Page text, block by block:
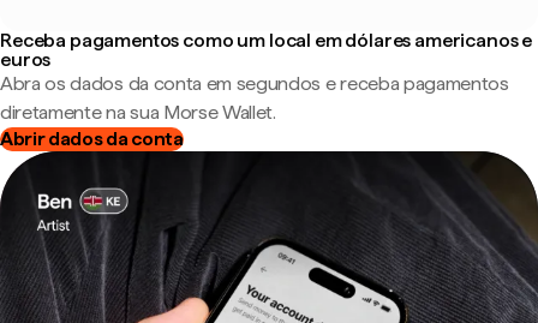
Receba pagamentos como um local em dólares americanos e
euros
Abra os dados da conta em segundos e receba pagamentos
diretamente na sua Morse Wallet.
Abrir dados da conta